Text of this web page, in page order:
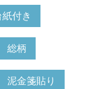
付き
総柄
泥金箋貼り